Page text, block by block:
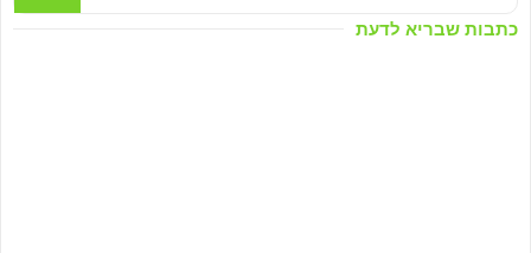
כתבות שבריא לדעת